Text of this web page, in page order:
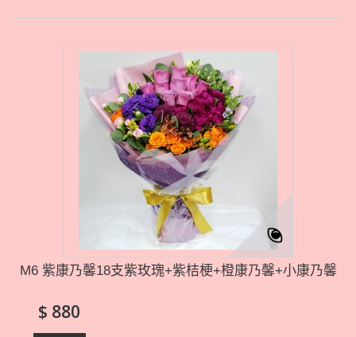
M6 紫康乃馨18支紫玫瑰+紫桔梗+橙康乃馨+小康乃馨
$ 880